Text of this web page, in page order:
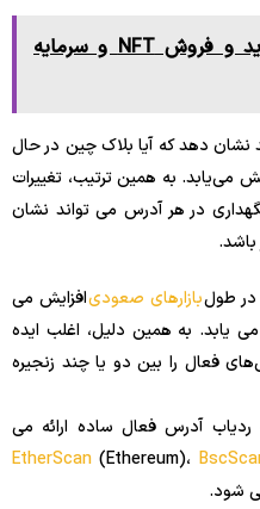
نحوه خرید و فروش NFT و سرمایه
نشان دهد که آیا بلاک چین در حال
می‌یابد. به همین ترتیب، تغییرات
در هر آدرس می تواند نشان
در طولبازارهای صعودیافزایش می
یابد. به همین دلیل، اغلب ایده
فعال را بین دو یا چند زنجیره
ردیاب آدرس فعال ساده ارائه می
EtherScan (Ethereum)،